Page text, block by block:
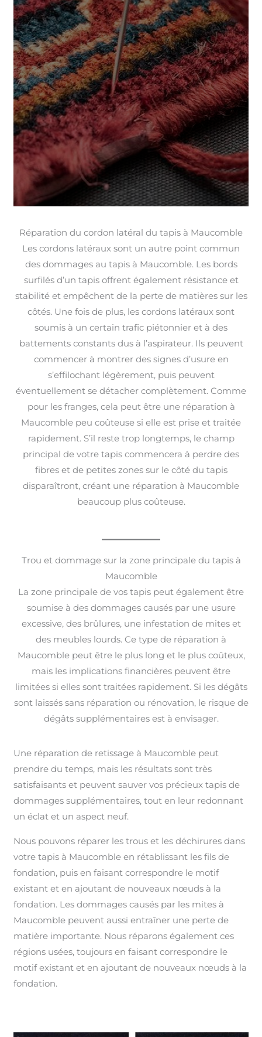
Réparation du cordon latéral du tapis à Maucomble
Les cordons latéraux sont un autre point commun
des dommages au tapis à Maucomble. Les bords
surfilés d’un tapis offrent également résistance et
stabilité et empêchent de la perte de matières sur les
côtés. Une fois de plus, les cordons latéraux sont
soumis à un certain trafic piétonnier et à des
battements constants dus à l’aspirateur. Ils peuvent
commencer à montrer des signes d’usure en
s’effilochant légèrement, puis peuvent
éventuellement se détacher complètement. Comme
pour les franges, cela peut être une réparation à
Maucomble peu coûteuse si elle est prise et traitée
rapidement. S’il reste trop longtemps, le champ
principal de votre tapis commencera à perdre des
fibres et de petites zones sur le côté du tapis
disparaîtront, créant une réparation à Maucomble
beaucoup plus coûteuse.
Trou et dommage sur la zone principale du tapis à
Maucomble
La zone principale de vos tapis peut également être
soumise à des dommages causés par une usure
excessive, des brûlures, une infestation de mites et
des meubles lourds. Ce type de réparation à
Maucomble peut être le plus long et le plus coûteux,
mais les implications financières peuvent être
limitées si elles sont traitées rapidement. Si les dégâts
sont laissés sans réparation ou rénovation, le risque de
dégâts supplémentaires est à envisager.
Une réparation de retissage à Maucomble peut
prendre du temps, mais les résultats sont très
satisfaisants et peuvent sauver vos précieux tapis de
dommages supplémentaires, tout en leur redonnant
un éclat et un aspect neuf.
Nous pouvons réparer les trous et les déchirures dans
votre tapis à Maucomble en rétablissant les fils de
fondation, puis en faisant correspondre le motif
existant et en ajoutant de nouveaux nœuds à la
fondation. Les dommages causés par les mites à
Maucomble peuvent aussi entraîner une perte de
matière importante. Nous réparons également ces
régions usées, toujours en faisant correspondre le
motif existant et en ajoutant de nouveaux nœuds à la
fondation.